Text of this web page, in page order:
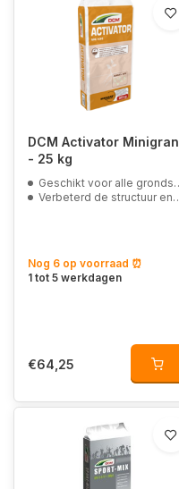
DCM Activator Minigran
- 25 kg
Geschikt voor alle grondsoorten
Verbeterd de structuur en vochtigheid van de grond
Nog 6 op voorraad ⏰
1 tot 5 werkdagen
€64,25